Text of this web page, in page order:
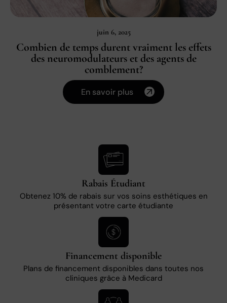
juin 6, 2025
Combien de temps durent vraiment les effets
des neuromodulateurs et des agents de
comblement?
En savoir plus
Rabais Étudiant
Obtenez 10% de rabais sur vos soins esthétiques en
présentant votre carte étudiante
Financement disponible
Plans de financement disponibles dans toutes nos
cliniques grâce à Medicard